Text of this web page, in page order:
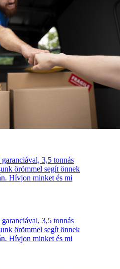
3,5 tonnás
örömmel segít önnek
Hívjon minket és mi
3,5 tonnás
örömmel segít önnek
Hívjon minket és mi